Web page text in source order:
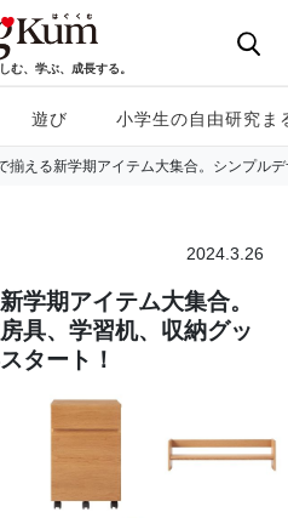
む、学ぶ、成長する。
遊び 小学生の自由研究ま
揃える新学期アイテム大集合。シンプル
2024.3.26
学期アイテム大集合。
具、学習机、収納グッ
タート！